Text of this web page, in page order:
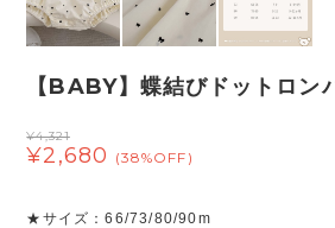
【BABY】蝶結びドットロン
¥4,321
¥2,680 (38%OFF)
★サイズ：66/73/80/90m